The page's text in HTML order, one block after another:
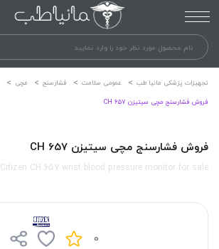
تجهیزات پزشکی مانیا طب عمومی سلامت فشارسنج
مچی
فروش فشارسنج مچی سیتیزن CH 657
فروش فشارسنج مچی سیتیزن CH 657
Citizen CH 657 wrist blood pressure monitor for sale
0